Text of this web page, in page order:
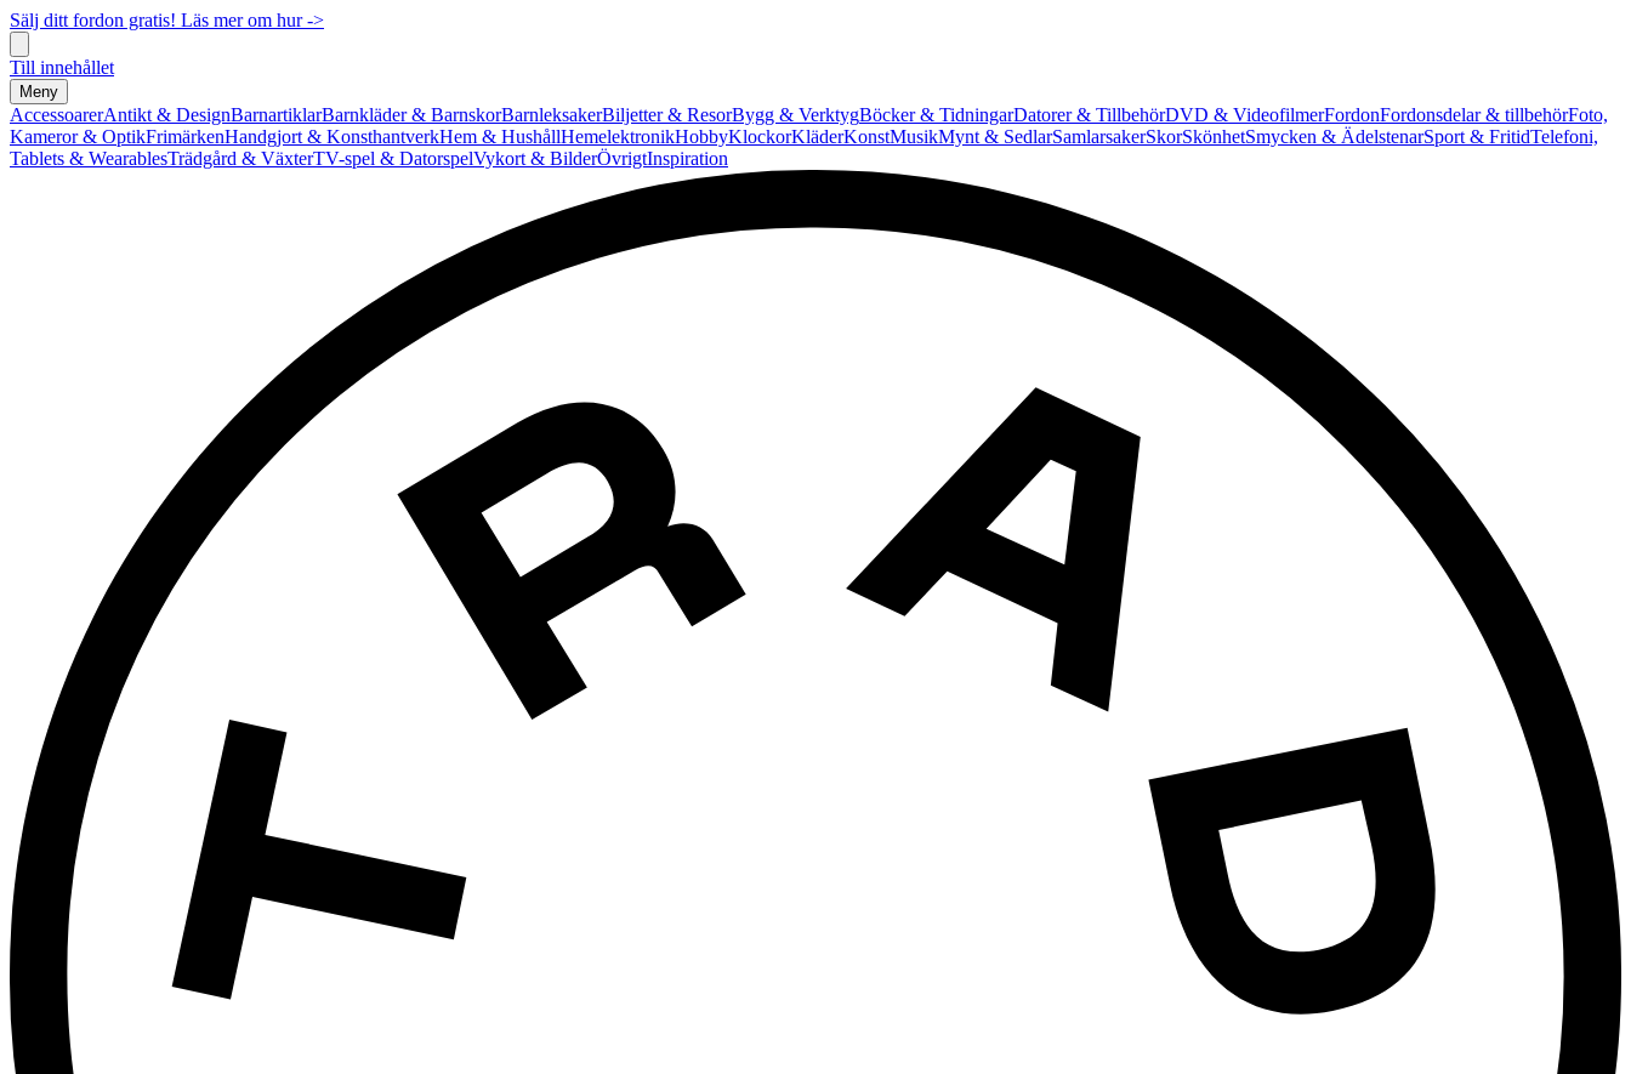
Sälj ditt fordon gratis! Läs mer om hur ->
Till innehållet
Meny
AccessoarerAntikt & DesignBarnartiklarBarnkläder & BarnskorBarnleksakerBiljetter & ResorBygg & VerktygBöcker & TidningarDatorer & TillbehörDVD & VideofilmerFordonFordonsdelar & tillbehörFoto,
Kameror & OptikFrimärkenHandgjort & KonsthantverkHem & HushållHemelektronikHobbyKlockorKläderKonstMusikMynt & SedlarSamlarsakerSkorSkönhetSmycken & ÄdelstenarSport & FritidTelefoni,
Tablets & WearablesTrädgård & VäxterTV-spel & DatorspelVykort & BilderÖvrigtInspiration